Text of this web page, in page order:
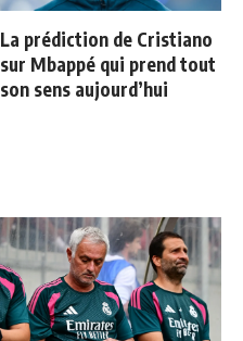
La prédiction de Cristiano
sur Mbappé qui prend tout
son sens aujourd’hui